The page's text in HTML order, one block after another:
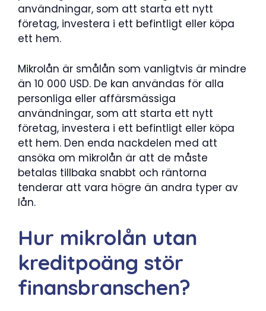
användningar, som att starta ett nytt
företag, investera i ett befintligt eller köpa
ett hem.
Mikrolån är smålån som vanligtvis är mindre
än 10 000 USD. De kan användas för alla
personliga eller affärsmässiga
användningar, som att starta ett nytt
företag, investera i ett befintligt eller köpa
ett hem. Den enda nackdelen med att
ansöka om mikrolån är att de måste
betalas tillbaka snabbt och räntorna
tenderar att vara högre än andra typer av
lån.
Hur mikrolån utan
kreditpoäng stör
finansbranschen?